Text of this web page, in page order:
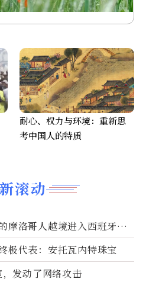
滚动
摩洛哥人越境进入西班牙休
极代表：安托瓦内特珠宝
发动了网络攻击
耐心、权力与环境：重新思
考中国人的特质